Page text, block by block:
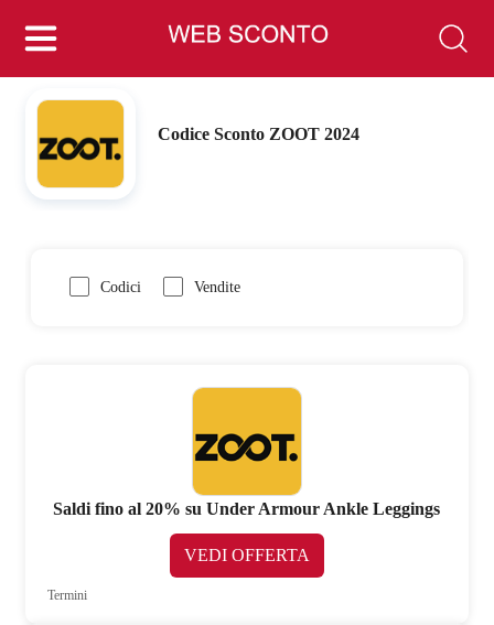
Codice Sconto ZOOT 2024
Codici Vendite
Saldi fino al 20% su Under Armour Ankle Leggings
VEDI OFFERTA
Termini